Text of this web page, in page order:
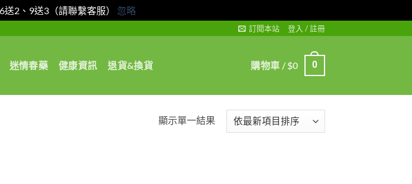
2、9送3（請聯繫客服） 忽略
訂閱本站 登入 / 註冊
迷情春藥 健康資訊 退貨&換貨 購物車 /$0 0
顯示單一結果